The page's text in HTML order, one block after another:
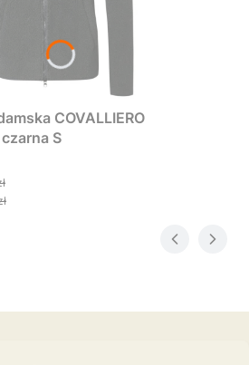
COVALLIERO
S